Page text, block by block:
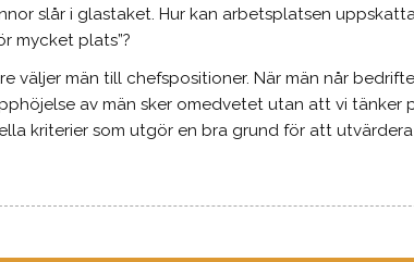
slår i glastaket. Hur kan arbetsplatsen
mycket plats”?
väljer män till chefspositioner. När män når
av män sker omedvetet utan att vi tänker
kriterier som utgör en bra grund för att utvärdera